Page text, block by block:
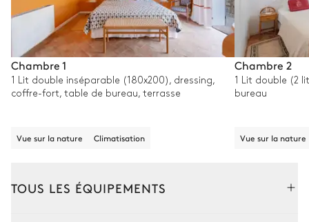
Chambre 1
1 Lit double inséparable (180x200), dressing,
coffre-fort, table de bureau, terrasse
Vue sur la nature Climatisation
Chambre 2
1 Lit double (2
bureau
Vue sur la nature
TOUS LES ÉQUIPEMENTS